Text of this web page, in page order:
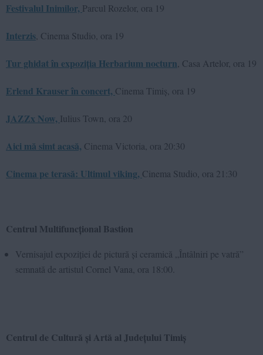
Festivalul Inimilor, Parcul Rozelor, ora 19
Interzis , Cinema Studio, ora 19
Tur ghidat în expoziția Herbarium nocturn , Casa Artelor, ora 19
Erlend Krauser în concert, Cinema Timiș, ora 19
JAZZx Now, Iulius Town, ora 20
Aici mă simt acasă, Cinema Victoria, ora 20:30
Cinema pe terasă: Ultimul viking, Cinema Studio, ora 21:30
Centrul Multifuncțional Bastion
Vernisajul expoziției de pictură și ceramică „Întâlniri pe vatră”
semnată de artistul Cornel Vana, ora 18:00.
Centrul de Cultură și Artă al Județului Timiș